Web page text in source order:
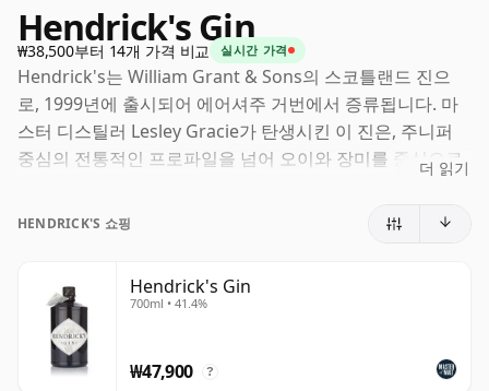
Hendrick's Gin
₩38,500부터 14개 가격 비교 실시간 가격
Hendrick's는 William Grant & Sons의 스코틀랜드 진으
로, 1999년에 출시되어 에어셔주 거번에서 증류됩니다. 마
스터 디스틸러 Lesley Gracie가 탄생시킨 이 진은, 주니퍼
중심의 전통적인 프로파일을 넘어 오이와 장미를 중심으로
는 데 기여했습니다.
집니다. 베넷 포트 스틸과 카터-헤드 스틸이 각각 서로 다른
스타일의 원액을 생산한 뒤 블렌딩됩니다. 핵심 보태니컬 외
에도, Hendrick's에는 오이와 불가리아산 장미가 인퓨징되
어 브랜드 정체성의 핵심이 된 플로럴하고 은은하게 아로마
더 읽기
HENDRICK'S 쇼핑
Hendrick's Gin
700ml • 41.4%
₩47,900 ?